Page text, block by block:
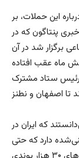
این حملات، بر
پنتاگون که در
برگزار شد در آن
ماه عقب افتاده
ستاد مشترک
که ایران در
دارد که حتی